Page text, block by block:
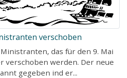
verschoben
das für den 9. Mai
verschoben werden. Der neue
gegeben ind er...